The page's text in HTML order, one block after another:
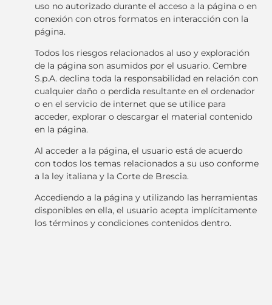
uso no autorizado durante el acceso a la página o en
conexión con otros formatos en interacción con la
página.
Todos los riesgos relacionados al uso y exploración
de la página son asumidos por el usuario. Cembre
S.p.A. declina toda la responsabilidad en relación con
cualquier daño o perdida resultante en el ordenador
o en el servicio de internet que se utilice para
acceder, explorar o descargar el material contenido
en la página.
Al acceder a la página, el usuario está de acuerdo
con todos los temas relacionados a su uso conforme
a la ley italiana y la Corte de Brescia.
Accediendo a la página y utilizando las herramientas
disponibles en ella, el usuario acepta implícitamente
los términos y condiciones contenidos dentro.